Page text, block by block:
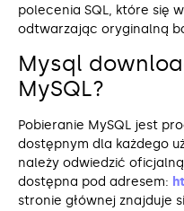
polecenia SQL, które się
odtwarzając oryginalną
Mysql
MySQL?
Pobieranie MySQL jest
dostępnym dla każdego
należy odwiedzić
dostępna pod adresem:
stronie głównej znajduje